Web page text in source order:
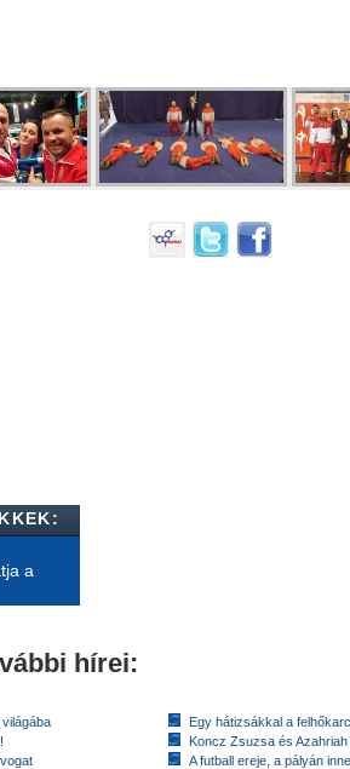
a
hírei:
Egy hátizsákkal a
Koncz Zsuzsa és
A futball ereje, a pályán